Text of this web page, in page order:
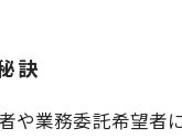
訣
業務委託希望